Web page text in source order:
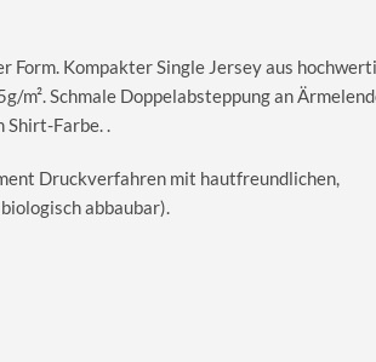
Kompakter Single Jersey aus
Schmale Doppelabsteppung an
Shirt-Farbe. .
Druckverfahren mit hautfreundlichen,
abbaubar).